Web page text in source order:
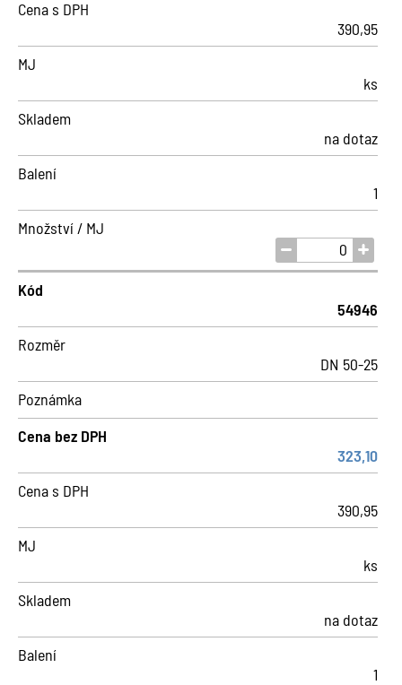
Cena s DPH
390,95
MJ
ks
Skladem
na dotaz
Balení
1
Množství / MJ
Kód
54946
Rozměr
DN 50-25
Poznámka
Cena bez DPH
323,10
Cena s DPH
390,95
MJ
ks
Skladem
na dotaz
Balení
1